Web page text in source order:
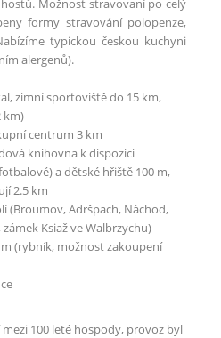
Možnost stravovaní po celý
formy stravování polopenze,
typickou českou kuchyni
alergenů).
zimní sportoviště do 15 km,
km)
centrum 3 km
knihovna k dispozici
a dětské hřiště 100 m,
2.5 km
(Broumov, Adršpach, Náchod,
Ksiaž ve Walbrzychu)
(rybník, možnost zakoupení
100 leté hospody, provoz byl